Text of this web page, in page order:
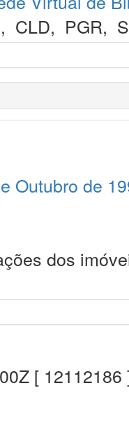
, CLD, PGR,
Outubro de
dos
[ 12112186